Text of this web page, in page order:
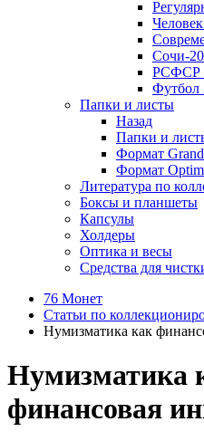
Сочи-
РСФСР
Футбол
Папки и листы
Назад
Папки и
Формат Grand
Формат
Литература по
Боксы и планшеты
Капсулы
Холдеры
Оптика и весы
Средства для
76 Монет
Статьи по
Нумизматика как
Нумизматика
финансовая